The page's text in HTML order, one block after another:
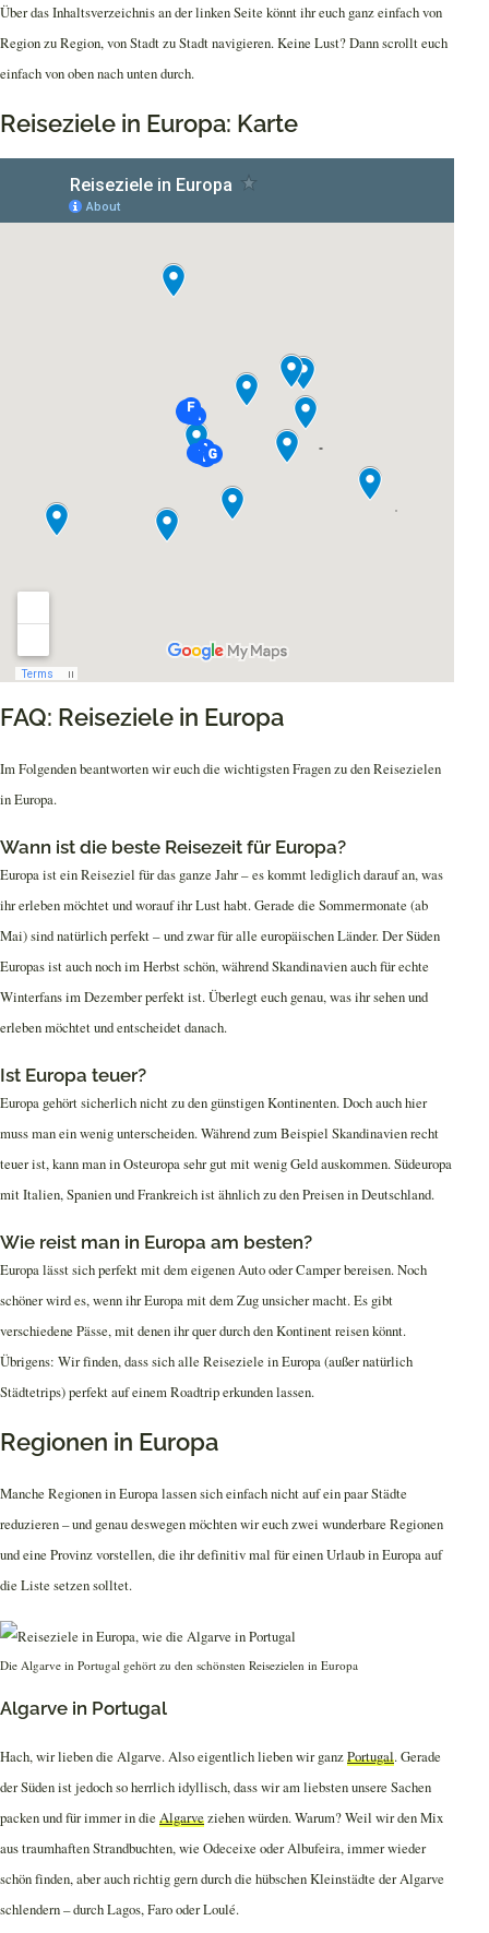
Über das Inhaltsverzeichnis an der linken Seite könnt ihr euch ganz einfach von
Region zu Region, von Stadt zu Stadt navigieren. Keine Lust? Dann scrollt euch
einfach von oben nach unten durch.
Reiseziele in Europa: Karte
FAQ: Reiseziele in Europa
Im Folgenden beantworten wir euch die wichtigsten Fragen zu den Reisezielen
in Europa.
Wann ist die beste Reisezeit für Europa?
Europa ist ein Reiseziel für das ganze Jahr – es kommt lediglich darauf an, was
ihr erleben möchtet und worauf ihr Lust habt. Gerade die Sommermonate (ab
Mai) sind natürlich perfekt – und zwar für alle europäischen Länder. Der Süden
Europas ist auch noch im Herbst schön, während Skandinavien auch für echte
Winterfans im Dezember perfekt ist. Überlegt euch genau, was ihr sehen und
erleben möchtet und entscheidet danach.
Ist Europa teuer?
Europa gehört sicherlich nicht zu den günstigen Kontinenten. Doch auch hier
muss man ein wenig unterscheiden. Während zum Beispiel Skandinavien recht
teuer ist, kann man in Osteuropa sehr gut mit wenig Geld auskommen. Südeuropa
mit Italien, Spanien und Frankreich ist ähnlich zu den Preisen in Deutschland.
Wie reist man in Europa am besten?
Europa lässt sich perfekt mit dem eigenen Auto oder Camper bereisen. Noch
schöner wird es, wenn ihr Europa mit dem Zug unsicher macht. Es gibt
verschiedene Pässe, mit denen ihr quer durch den Kontinent reisen könnt.
Übrigens: Wir finden, dass sich alle Reiseziele in Europa (außer natürlich
Städtetrips) perfekt auf einem Roadtrip erkunden lassen.
Regionen in Europa
Manche Regionen in Europa lassen sich einfach nicht auf ein paar Städte
reduzieren – und genau deswegen möchten wir euch zwei wunderbare Regionen
und eine Provinz vorstellen, die ihr definitiv mal für einen Urlaub in Europa auf
die Liste setzen solltet.
Die Algarve in Portugal gehört zu den schönsten Reisezielen in Europa
Algarve in Portugal
Hach, wir lieben die Algarve. Also eigentlich lieben wir ganzPortugal. Gerade
der Süden ist jedoch so herrlich idyllisch, dass wir am liebsten unsere Sachen
packen und für immer in die Algarveziehen würden. Warum? Weil wir den Mix
aus traumhaften Strandbuchten, wie Odeceixe oder Albufeira, immer wieder
schön finden, aber auch richtig gern durch die hübschen Kleinstädte der Algarve
schlendern – durch Lagos, Faro oder Loulé.